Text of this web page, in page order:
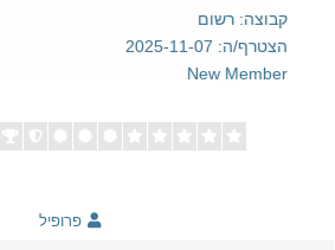
קבוצה: רשום
הצטרף/ה: 2025-11-07
New Member
פרופיל